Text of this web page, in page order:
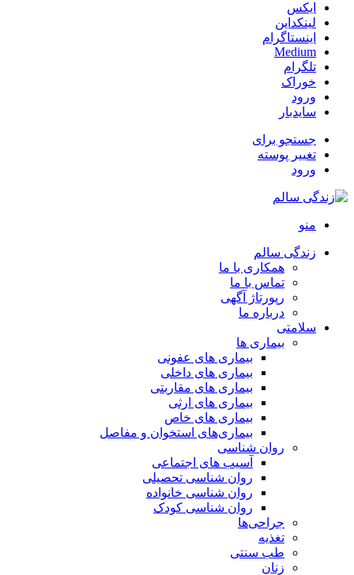
ایکس
لینکداین
اینستاگرام
Medium
تلگرام
خوراک
ورود
سایدبار
جستجو برای
تغییر پوسته
ورود
منو
زندگی سالم
همکاری با ما
تماس با ما
رپورتاژ آگهی
درباره ما
سلامتی
بیماری ها
بیماری های عفونی
بیماری های داخلی
بیماری های مقاربتی
بیماری های ارثی
بیماری های خاص
بیماری‌های استخوان و مفاصل
روان شناسی
آسیب های اجتماعی
روان شناسی تحصیلی
روان شناسی خانواده
روان شناسی کودک
جراحی‌ها
تغذیه
طب سنتی
زنان